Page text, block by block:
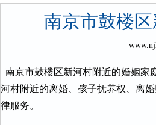
南京市鼓楼
南京市鼓楼区新河村附近的婚姻家
河村附近的离婚、孩子抚养权、离
律服务。